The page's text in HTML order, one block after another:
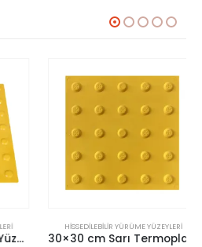
Hissedilebilir Yürüme Yüzeyi (Uyarıcı Tip)
HISSEDILEBILIR YÜRÜME YÜZEYLERI
30×30 cm Sarı Termoplastik Poliüretan (TPU) Uyarıcı Yüzey (Ekonomik)